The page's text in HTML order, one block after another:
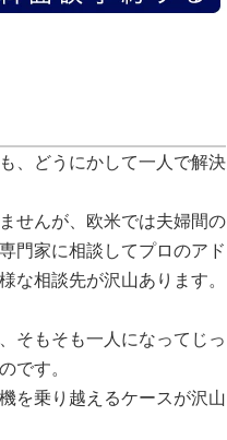
、どうにかして一人で解決
せんが、欧米では夫婦間の
門家に相談してプロのアド
な相談先が沢山あります。
そもそも一人になってじっ
です。
を乗り越えるケースが沢山